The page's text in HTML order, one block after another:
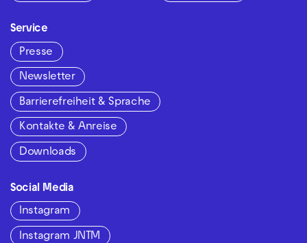
Service
Presse
Newsletter
Barrierefreiheit & Sprache
Kontakte & Anreise
Downloads
Social Media
Instagram
Instagram JNTM